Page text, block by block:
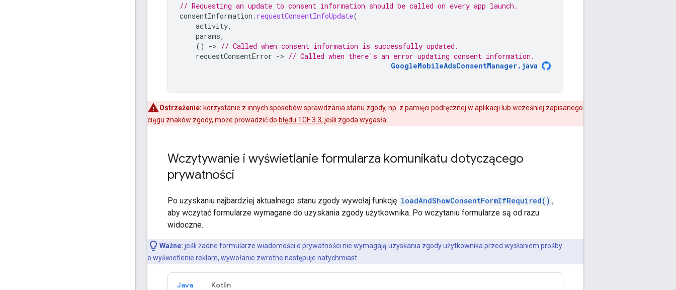
// Requesting an update to consent information should be called on every app launch.
consentInformation . requestConsentInfoUpdate(
activity,
params,
()
-> // Called when consent information is successfully updated.
requestConsentError -> // Called when there's an error updating consent information.
GoogleMobileAdsConsentManager.java
Ostrzeżenie: korzystanie z innych sposobów sprawdzania stanu zgody, np. z pamięci podręcznej w aplikacji lub wcześniej zapisanego
ciągu znaków zgody, może prowadzić do błędu TCF 3.3, jeśli zgoda wygasła.
Wczytywanie i wyświetlanie formularza komunikatu dotyczącego
prywatności
Po uzyskaniu najbardziej aktualnego stanu zgody wywołaj funkcję loadAndShowConsentFormIfRequired() ,
aby wczytać formularze wymagane do uzyskania zgody użytkownika. Po wczytaniu formularze są od razu
widoczne.
Ważne: jeśli żadne formularze wiadomości o prywatności nie wymagają uzyskania zgody użytkownika przed wysłaniem prośby
o wyświetlenie reklam, wywołanie zwrotne następuje natychmiast.
Java Kotlin